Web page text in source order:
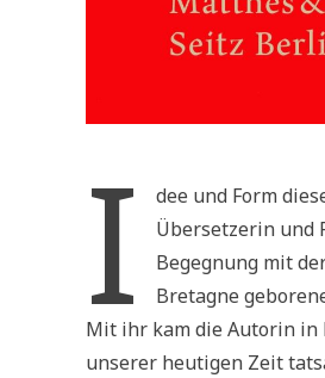
I
dee und Form
Übersetzerin und
Begegnung mit
Bretagne
Mit ihr kam die Autorin in
unserer heutigen Zeit